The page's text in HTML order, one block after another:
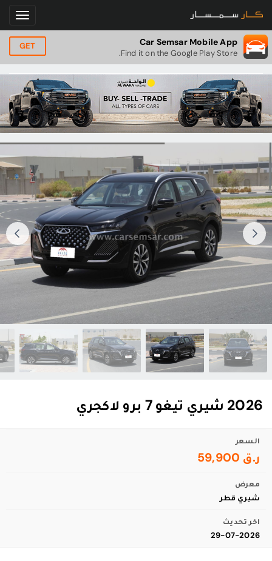
Car Semsar Mobile App
Find it on the Google Play Store.
GET
2026 شيري تيغو 7 برو لاكجري
السعر
ر.ق 59,900
معرض
شيري قطر
اخر تحديث
29-07-2026